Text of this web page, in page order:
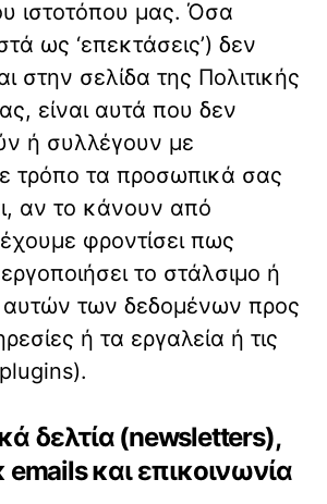
ιστοτόπου μας. Όσα
ως ‘επεκτάσεις’) δεν
στην σελίδα της Πολιτικής
είναι αυτά που δεν
ή συλλέγουν με
τρόπο τα προσωπικά σας
αν το κάνουν από
φροντίσει πως
το στάλσιμο ή
αυτών των δεδομένων προς
ή τα εργαλεία ή τις
δελτία (newsletters),
emails και επικοινωνία